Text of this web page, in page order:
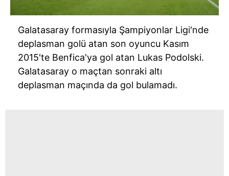
Galatasaray formasıyla Şampiyonlar Ligi'nde
deplasman golü atan son oyuncu Kasım
2015'te Benfica'ya gol atan Lukas Podolski.
Galatasaray o maçtan sonraki altı
deplasman maçında da gol bulamadı.